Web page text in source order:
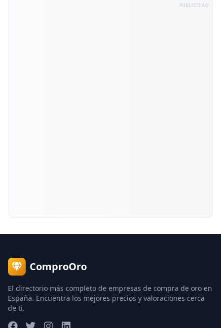
PUBLICIDAD
ComproOro
El directorio más completo de empresas de compra de oro en
España. Encuentra los mejores precios y valoraciones cerca
de ti.